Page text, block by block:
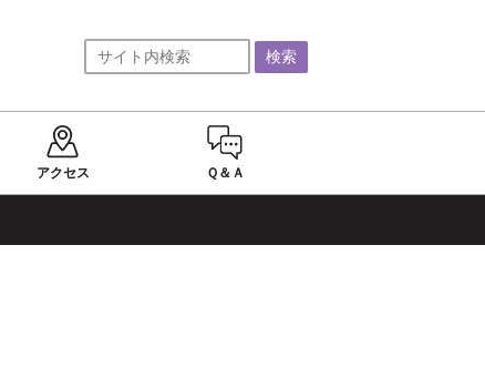
アクセス Ｑ＆Ａ